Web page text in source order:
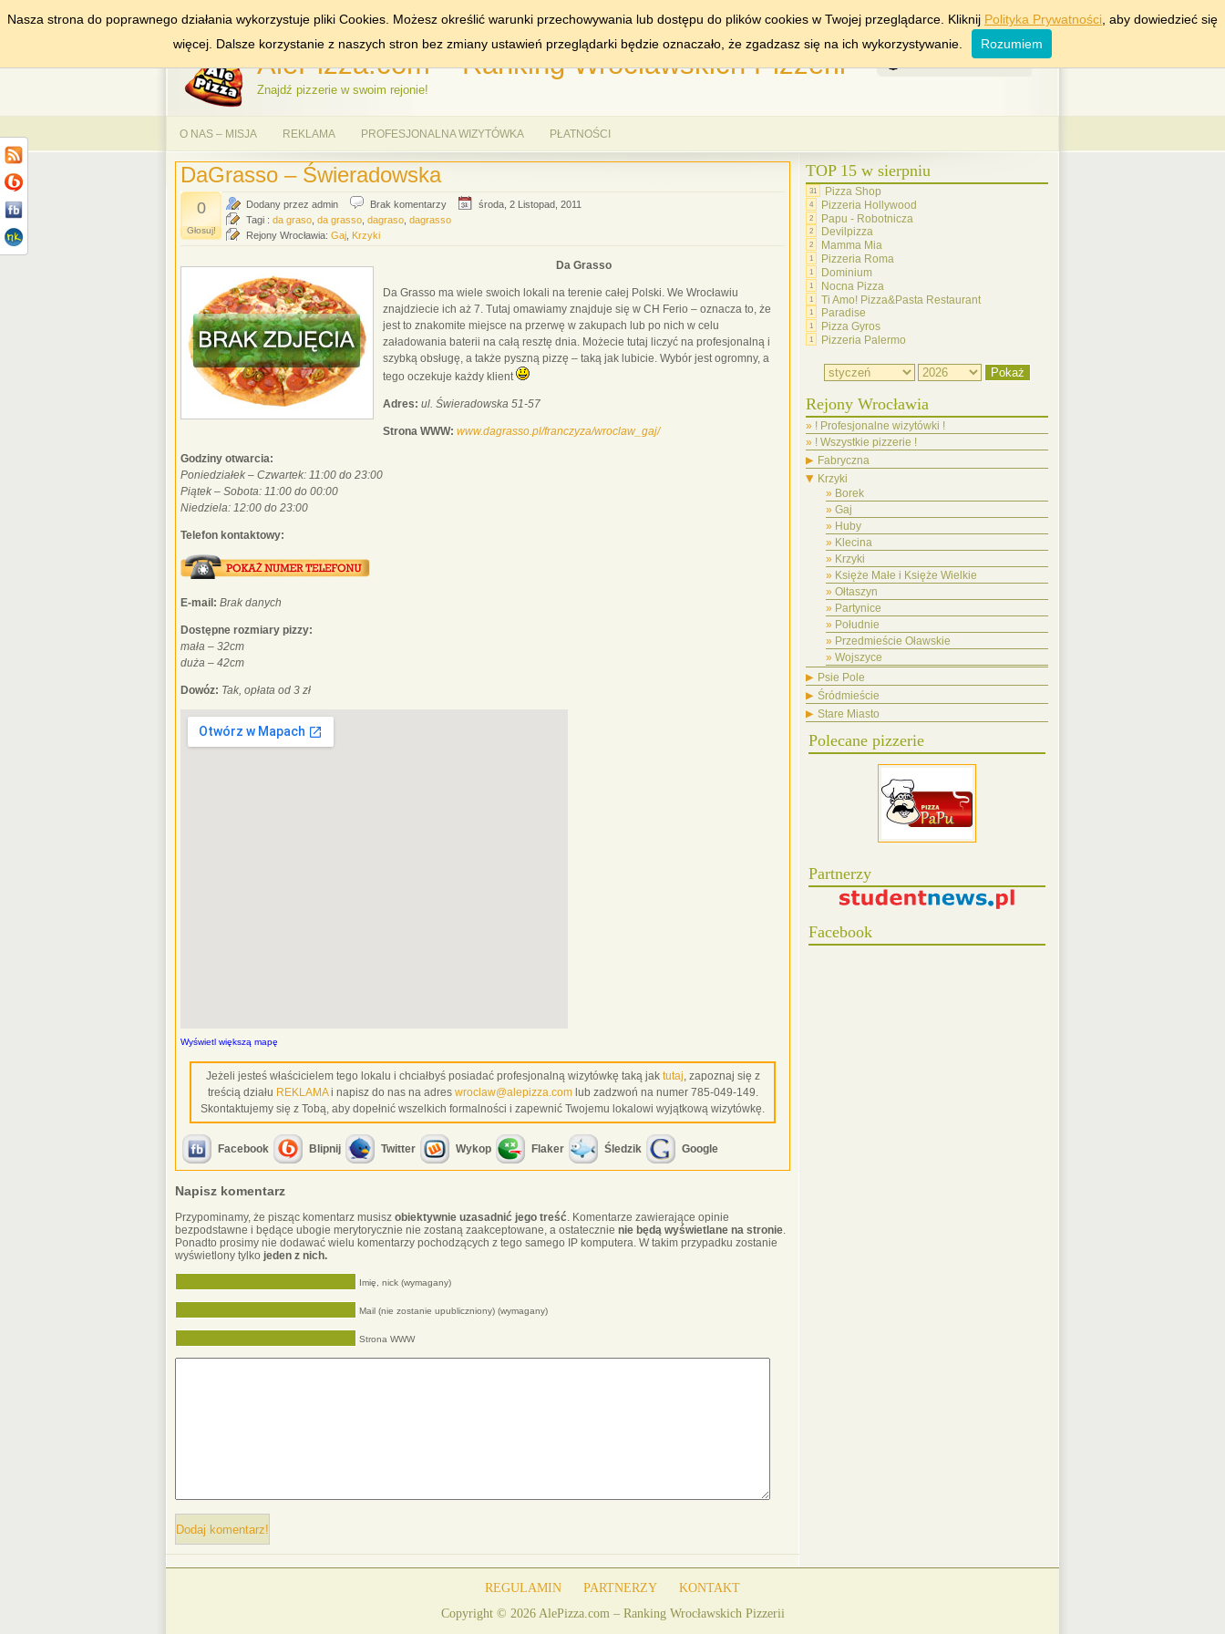
DODAJ NAS DO ULUBIONYCH ZNAJDŹ MIASTA: WROCŁAW KRAKÓW WARSZAWA
AlePizza.com – Ranking Wrocławskich Pizzerii
Znajdź pizzerie w swoim rejonie!
6 Sierpień 2026
O NAS – MISJA REKLAMA PROFESJONALNA WIZYTÓWKA PŁATNOŚCI
DaGrasso – Świeradowska
0
Głosuj!
Dodany przez admin Brak komentarzy
środa, 2 Listopad, 2011
Tagi : da graso da grasso dagraso dagrasso
Rejony Wrocławia: Gaj Krzyki
Da Grasso
Da Grasso ma wiele swoich lokali na terenie całej Polski. We Wrocławiu
znajdziecie ich aż 7. Tutaj omawiamy znajduje się w CH Ferio – oznacza to, że
jest to znakomite miejsce na przerwę w zakupach lub po nich w celu
załadowania baterii na całą resztę dnia. Możecie tutaj liczyć na profesjonalną i
szybką obsługę, a także pyszną pizzę – taką jak lubicie. Wybór jest ogromny, a
tego oczekuje każdy klient
Adres: ul. Świeradowska 51-57
Strona WWW: www.dagrasso.pl/franczyza/wroclaw_gaj/
Godziny otwarcia:
Poniedziałek – Czwartek: 11:00 do 23:00
Piątek – Sobota: 11:00 do 00:00
Niedziela: 12:00 do 23:00
Telefon kontaktowy:
E-mail: Brak danych
Dostępne rozmiary pizzy:
mała – 32cm
duża – 42cm
Dowóz: Tak, opłata od 3 zł
Wyświetl większą mapę
Jeżeli jesteś właścicielem tego lokalu i chciałbyś posiadać profesjonalną wizytówkę taką jak tutaj, zapoznaj się z
treścią działu REKLAMAi napisz do nas na adres wroclaw@alepizza.comlub zadzwoń na numer 785-049-149.
Skontaktujemy się z Tobą, aby dopełnić wszelkich formalności i zapewnić Twojemu lokalowi wyjątkową wizytówkę.
Facebook Blipnij Twitter Wykop Flaker Śledzik Google
Napisz komentarz
Przypominamy, że pisząc komentarz musisz obiektywnie uzasadnić jego treść. Komentarze zawierające opinie
bezpodstawne i będące ubogie merytorycznie nie zostaną zaakceptowane, a ostatecznie nie będą wyświetlane na stronie.
Ponadto prosimy nie dodawać wielu komentarzy pochodzących z tego samego IP komputera. W takim przypadku zostanie
wyświetlony tylko jeden z nich.
Imię, nick (wymagany)
Mail (nie zostanie upubliczniony) (wymagany)
Strona WWW
TOP 15 w sierpniu
31 Pizza Shop
4 Pizzeria Hollywood
2 Papu - Robotnicza
2 Devilpizza
2 Mamma Mia
1 Pizzeria Roma
1 Dominium
1 Nocna Pizza
1 Ti Amo! Pizza&Pasta Restaurant
1 Paradise
1 Pizza Gyros
1 Pizzeria Palermo
Rejony Wrocławia
! Profesjonalne wizytówki !
! Wszystkie pizzerie !
▶ Fabryczna
▼ Krzyki
Borek
Gaj
Huby
Klecina
Krzyki
Księże Małe i Księże Wielkie
Ołtaszyn
Partynice
Południe
Przedmieście Oławskie
Wojszyce
▶ Psie Pole
▶ Śródmieście
▶ Stare Miasto
Polecane pizzerie
Partnerzy
Facebook
REGULAMIN PARTNERZY
KONTAKT
Copyright © 2026 AlePizza.com – Ranking Wrocławskich Pizzerii
Nasza strona do poprawnego działania wykorzystuje pliki Cookies. Możesz określić warunki przechowywania lub dostępu do plików cookies w Twojej przeglądarce. Kliknij Polityka Prywatności , aby dowiedzieć się
więcej. Dalsze korzystanie z naszych stron bez zmiany ustawień przeglądarki będzie oznaczało, że zgadzasz się na ich wykorzystywanie.
Rozumiem